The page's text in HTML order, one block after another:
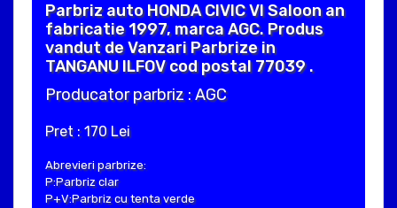
Parbriz auto HONDA CIVIC VI Saloon an
fabricatie 1997, marca AGC. Produs
vandut de Vanzari Parbrize in
TANGANU ILFOV cod postal 77039 .
Producator parbriz : AGC
Pret : 170 Lei
Abrevieri parbrize:
P:Parbriz clar
P+V:Parbriz cu tenta verde